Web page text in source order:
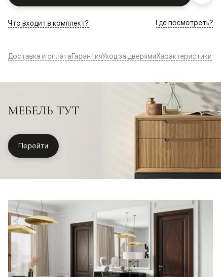
Что входит в комплект? Где посмотреть?
Доставка и оплатаГарантияУход за дверямиХарактеристики
МЕБЕЛЬ ТУТ
Перейти